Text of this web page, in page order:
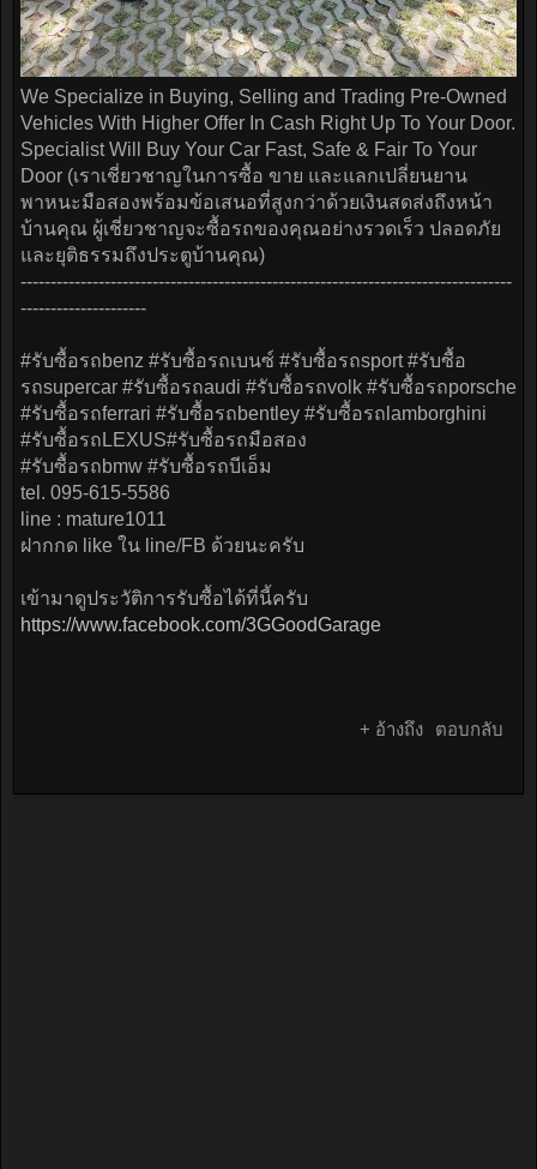
We Specialize in Buying, Selling and Trading Pre-Owned
Vehicles With Higher Offer In Cash Right Up To Your Door.
Specialist Will Buy Your Car Fast, Safe & Fair To Your
Door (เราเชี่ยวชาญในการซื้อ ขาย และแลกเปลี่ยนยาน
พาหนะมือสองพร้อมข้อเสนอที่สูงกว่าด้วยเงินสดส่งถึงหน้า
บ้านคุณ ผู้เชี่ยวชาญจะซื้อรถของคุณอย่างรวดเร็ว ปลอดภัย
และยุติธรรมถึงประตูบ้านคุณ)
----------------------------------------------------------------------------------
---------------------
#รับซื้อรถbenz #รับซื้อรถเบนซ์ #รับซื้อรถsport #รับซื้อ
รถsupercar #รับซื้อรถaudi #รับซื้อรถvolk #รับซื้อรถporsche
#รับซื้อรถferrari #รับซื้อรถbentley #รับซื้อรถlamborghini
#รับซื้อรถLEXUS#รับซื้อรถมือสอง
#รับซื้อรถbmw #รับซื้อรถบีเอ็ม
tel. 095-615-5586
line : mature1011
ฝากกด like ใน line/FB ด้วยนะครับ
เข้ามาดูประวัติการรับซื้อได้ที่นี้ครับ
https://www.facebook.com/3GGoodGarage
+ อ้างถึง ตอบกลับ